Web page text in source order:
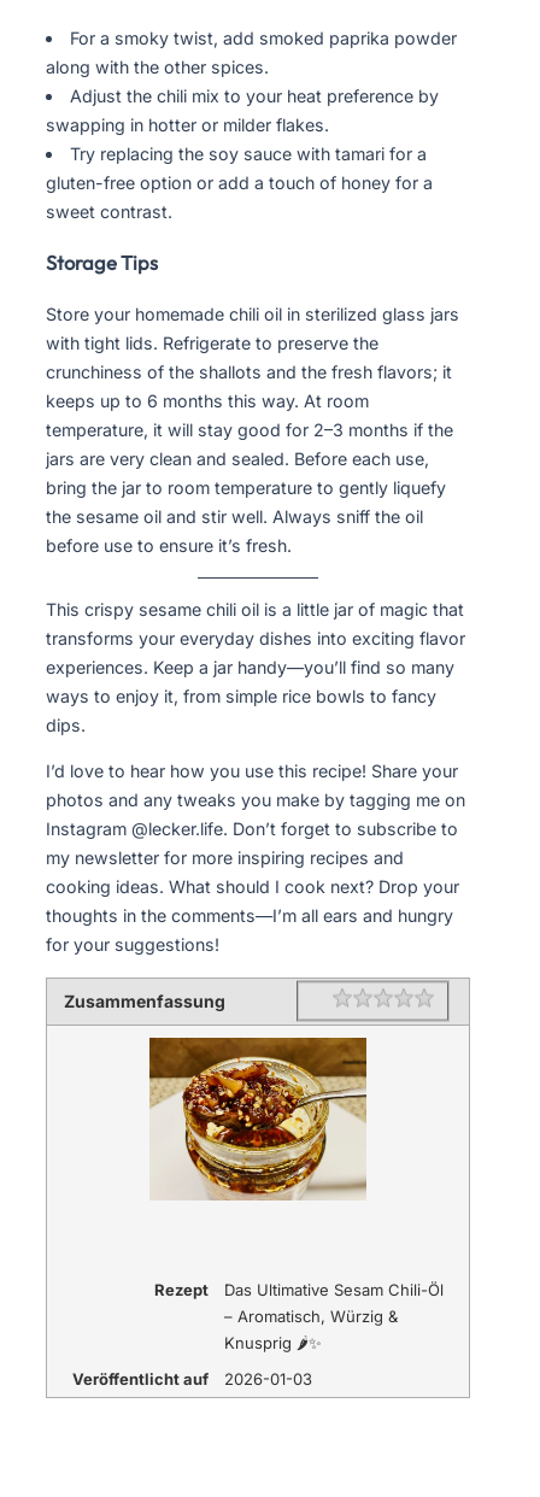
For a smoky twist, add smoked paprika powder
along with the other spices.
Adjust the chili mix to your heat preference by
swapping in hotter or milder flakes.
Try replacing the soy sauce with tamari for a
gluten-free option or add a touch of honey for a
sweet contrast.
Storage Tips
Store your homemade chili oil in sterilized glass jars
with tight lids. Refrigerate to preserve the
crunchiness of the shallots and the fresh flavors; it
keeps up to 6 months this way. At room
temperature, it will stay good for 2–3 months if the
jars are very clean and sealed. Before each use,
bring the jar to room temperature to gently liquefy
the sesame oil and stir well. Always sniff the oil
before use to ensure it’s fresh.
This crispy sesame chili oil is a little jar of magic that
transforms your everyday dishes into exciting flavor
experiences. Keep a jar handy—you’ll find so many
ways to enjoy it, from simple rice bowls to fancy
dips.
I’d love to hear how you use this recipe! Share your
photos and any tweaks you make by tagging me on
Instagram @lecker.life. Don’t forget to subscribe to
my newsletter for more inspiring recipes and
cooking ideas. What should I cook next? Drop your
thoughts in the comments—I’m all ears and hungry
for your suggestions!
Zusammenfassung Rating 1 star
2 stars
3 stars
4 stars
5 stars
Rezept
Das Ultimative Sesam Chili-Öl
– Aromatisch, Würzig &
Knusprig 🌶️✨
Veröffentlicht auf
2026-01-03